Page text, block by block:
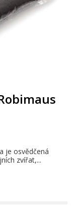
je osvědčená
zvířat,...